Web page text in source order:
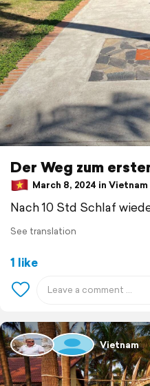
Der Weg zum
March 8, 2024 in Vietnam
Nach 10 Std Schlaf
See translation
1 like
Vietnam